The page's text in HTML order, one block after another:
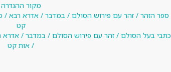
מקור ההגדרה
ספר הזהר / זהר עם פירוש הסולם / במדבר / אדרא רבא
קט
כתבי בעל הסולם / זהר עם פירוש הסולם / במדבר /
/ אות קט